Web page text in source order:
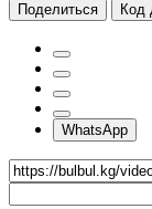
Поделиться Код
WhatsApp